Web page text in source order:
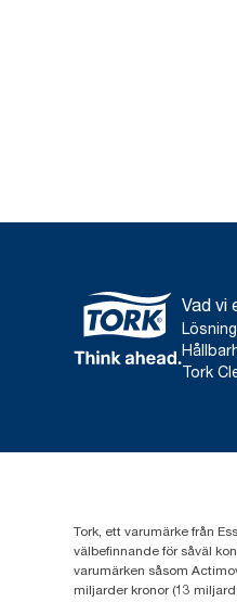
Vad vi
Tork
Tork, ett varumärke från
välbefinnande för såväl
varumärken såsom
miljarder kronor (13